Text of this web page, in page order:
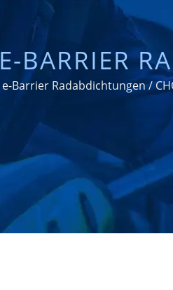
E-BARRIER
e-Barrier Radabdichtungen /